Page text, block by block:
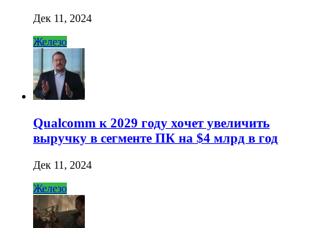
Дек 11, 2024
Железо
Qualcomm к 2029 году хочет увеличить
выручку в сегменте ПК на $4 млрд в год
Дек 11, 2024
Железо